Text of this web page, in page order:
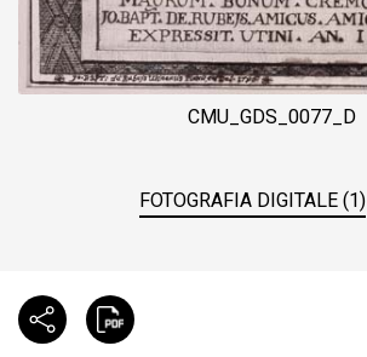
CMU_GDS_0077_D
FOTOGRAFIA DIGITALE (1)